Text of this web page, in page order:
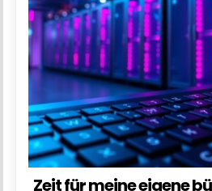
Zeit für meine eigene